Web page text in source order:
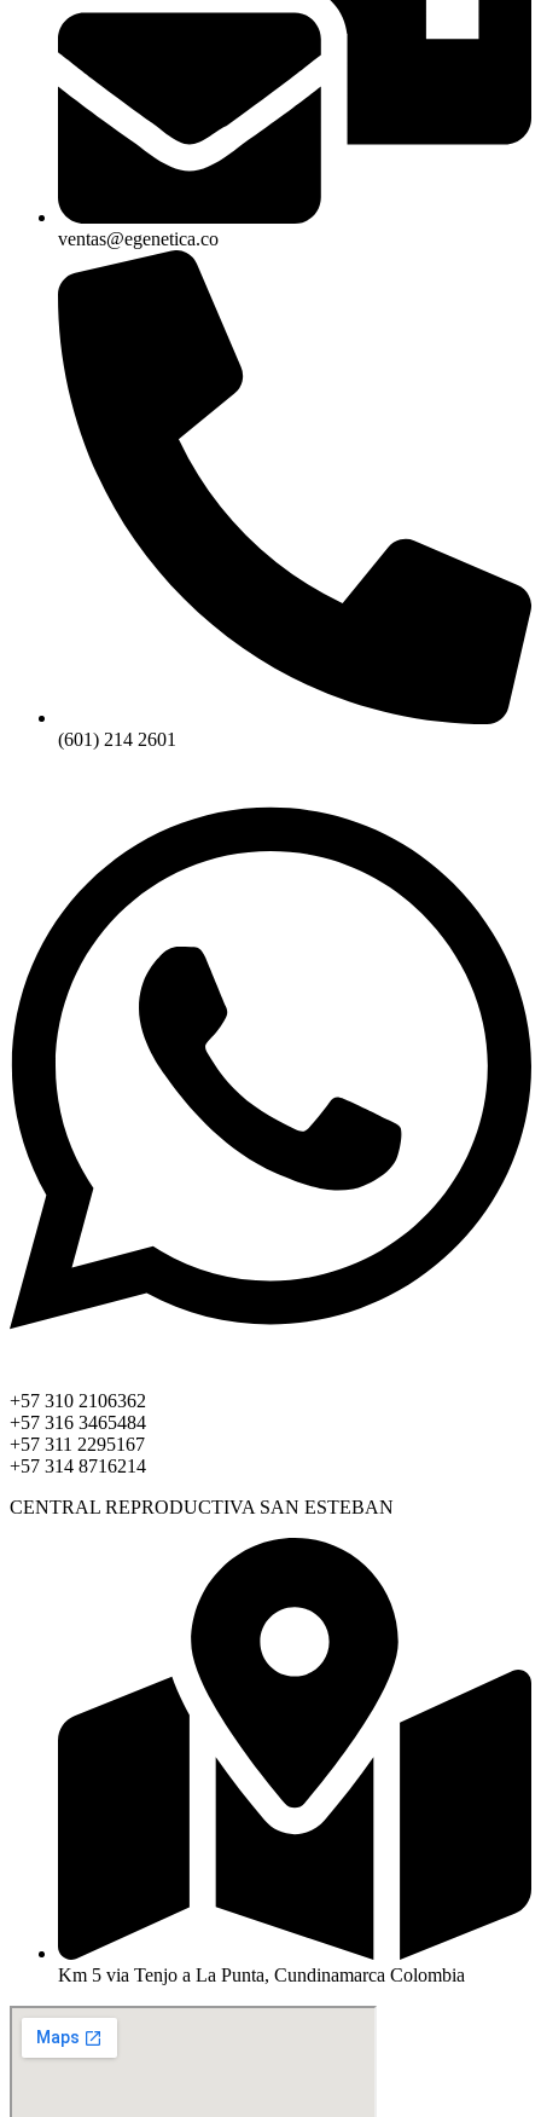
ventas@egenetica.co
(601) 214 2601
+57 310 2106362
+57 316 3465484
+57 311 2295167
+57 314 8716214
CENTRAL REPRODUCTIVA SAN ESTEBAN
Km 5 via Tenjo a La Punta, Cundinamarca Colombia